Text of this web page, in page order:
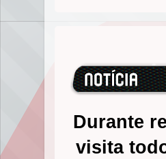
Durante
visita